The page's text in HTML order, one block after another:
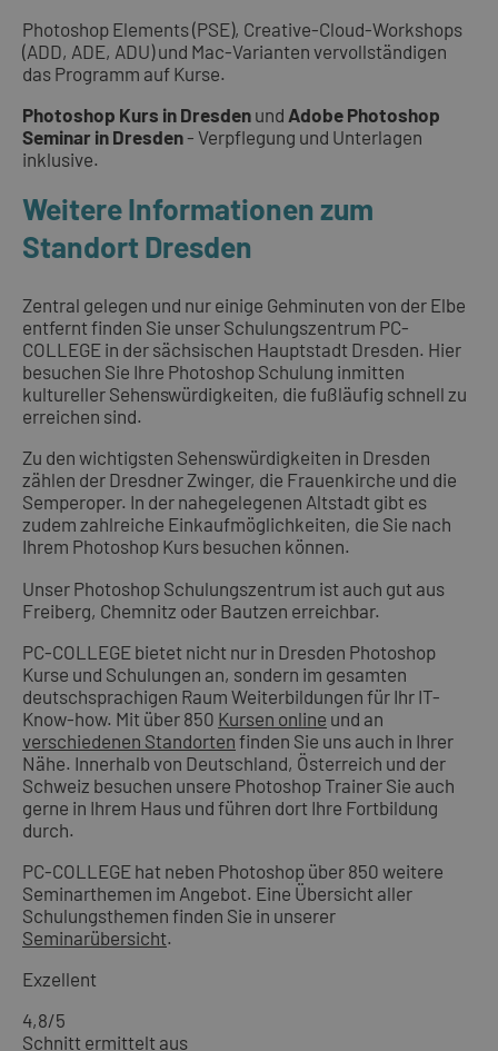
Photoshop Elements (PSE), Creative-Cloud-Workshops
(ADD, ADE, ADU) und Mac-Varianten vervollständigen
das Programm auf Kurse.
Photoshop Kurs in Dresden und Adobe Photoshop
Seminar in Dresden- Verpflegung und Unterlagen
inklusive.
Weitere Informationen zum
Standort Dresden
Zentral gelegen und nur einige Gehminuten von der Elbe
entfernt finden Sie unser Schulungszentrum PC-
COLLEGE in der sächsischen Hauptstadt Dresden. Hier
besuchen Sie Ihre Photoshop Schulung inmitten
kultureller Sehenswürdigkeiten, die fußläufig schnell zu
erreichen sind.
Zu den wichtigsten Sehenswürdigkeiten in Dresden
zählen der Dresdner Zwinger, die Frauenkirche und die
Semperoper. In der nahegelegenen Altstadt gibt es
zudem zahlreiche Einkaufmöglichkeiten, die Sie nach
Ihrem Photoshop Kurs besuchen können.
Unser Photoshop Schulungszentrum ist auch gut aus
Freiberg, Chemnitz oder Bautzen erreichbar.
PC-COLLEGE bietet nicht nur in Dresden Photoshop
Kurse und Schulungen an, sondern im gesamten
deutschsprachigen Raum Weiterbildungen für Ihr IT-
Know-how. Mit über 850 Kursen online und an
verschiedenen Standorten finden Sie uns auch in Ihrer
Nähe. Innerhalb von Deutschland, Österreich und der
Schweiz besuchen unsere Photoshop Trainer Sie auch
gerne in Ihrem Haus und führen dort Ihre Fortbildung
durch.
PC-COLLEGE hat neben Photoshop über 850 weitere
Seminarthemen im Angebot. Eine Übersicht aller
Schulungsthemen finden Sie in unserer
Seminarübersicht.
Exzellent
4,8/5
Schnitt ermittelt aus